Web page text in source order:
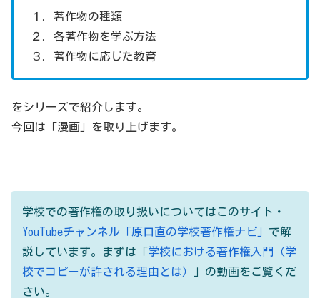
１．著作物の種類
２．各著作物を学ぶ方法
３．著作物に応じた教育
をシリーズで紹介します。
今回は「漫画」を取り上げます。
学校での著作権の取り扱いについてはこのサイト・
YouTubeチャンネル「原口直の学校著作権ナビ」 で解
説しています。まずは「学校における著作権入門（学
校でコピーが許される理由とは）
」の動画をご覧くだ
さい。